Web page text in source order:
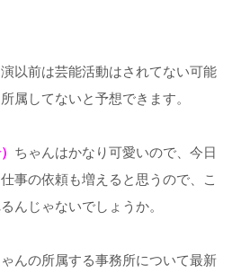
以前は芸能活動はされてない可能
属してないと予想できます。
ちゃんはかなり可愛いので、今日
事の依頼も増えると思うので、こ
んじゃないでしょうか。
んの所属する事務所について最新